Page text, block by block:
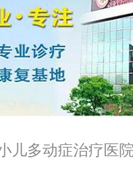
症治疗医院